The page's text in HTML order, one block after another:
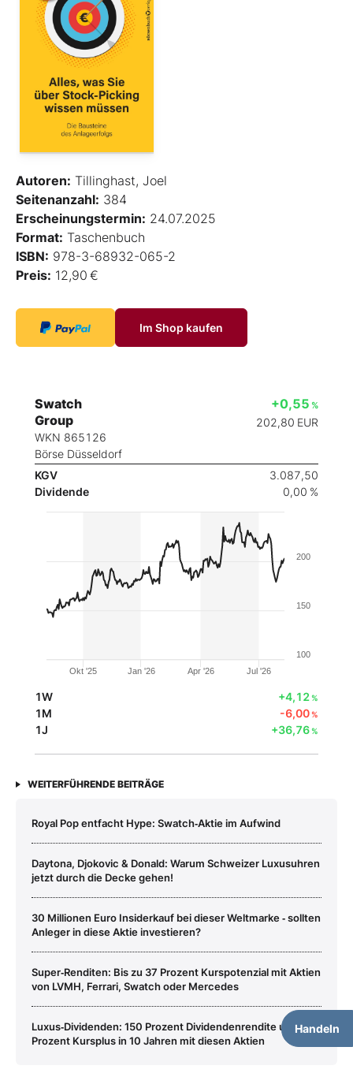
Autoren: Tillinghast, Joel
Seitenanzahl: 384
Erscheinungstermin: 24.07.2025
Format: Taschenbuch
ISBN: 978-3-68932-065-2
Preis: 12,90 €
Im Shop kaufen
Swatch
Group
WKN 865126
Börse Düsseldorf
+0,55 %
202,80 EUR
KGV
3.087,50
Dividende
0,00 %
Handeln
Okt '25 Jan '26 Apr '26 Jul '26
100
150
200
1W +4,12%
1M -6,00%
1J +36,76%
WEITERFÜHRENDE BEITRÄGE
Royal Pop entfacht Hype: Swatch‑Aktie im Aufwind
Daytona, Djokovic & Donald: Warum Schweizer Luxusuhren
jetzt durch die Decke gehen!
30 Millionen Euro Insiderkauf bei dieser Weltmarke ‑ sollten
Anleger in diese Aktie investieren?
Super‑Renditen: Bis zu 37 Prozent Kurspotenzial mit Aktien
von LVMH, Ferrari, Swatch oder Mercedes
Luxus‑Dividenden: 150 Prozent Dividendenrendite und 670
Prozent Kursplus in 10 Jahren mit diesen Aktien